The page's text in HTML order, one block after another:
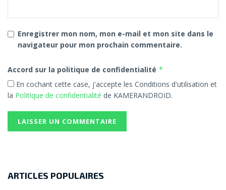
Enregistrer mon nom, mon e-mail et mon site dans le
navigateur pour mon prochain commentaire.
Accord sur la politique de confidentialité *
En cochant cette case, j'accepte les Conditions d'utilisation et
la Politique de confidentialité de KAMERANDROID.
ARTICLES POPULAIRES